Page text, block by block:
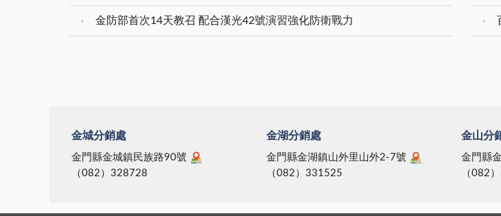
金防部首次14天教召 配合漢光42號演習強化防衛戰力
金城分銷處
金門縣金城鎮民族路90號
（082）328728
金湖分銷處
金門縣金湖鎮山外里山外2-7號
（082）331525
金山分
金門縣
（082